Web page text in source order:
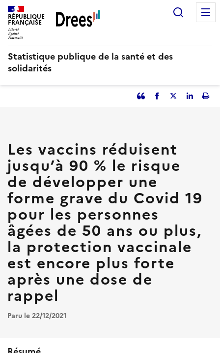
Aller
au
contenu
principal
RÉPUBLIQUE
FRANÇAISE
Statistique publique de la santé et des
solidarités
Partager
que
citation
Facebook
Partager
Partager
Les vaccins réduisent
jusqu’à 90 % le risque
de développer une
forme grave du Covid 19
pour les personnes
âgées de 50 ans ou plus,
la protection vaccinale
est encore plus forte
après une dose de
rappel
Paru le 22/12/2021